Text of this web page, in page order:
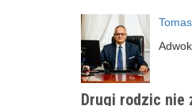
Drugi rodzic nie